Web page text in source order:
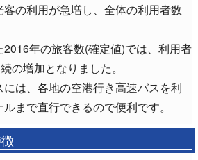
の利用が急増し、全体の利用者数
年の旅客数(確定値)では、利用者
の増加となりました。
は、各地の空港行き高速バスを利
まで直行できるので便利です。